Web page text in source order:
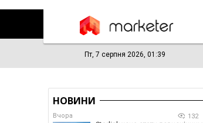
Пт, 7 серпня 2026, 01:39
НОВИНИ
Вчора 132